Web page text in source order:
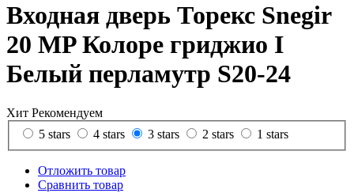
Входная дверь Торекс Snegir
20 MP Колоре гриджио I
Белый перламутр S20-24
Хит Рекомендуем
5 stars
4 stars 3 stars 2 stars 1 stars
Отложить товар
Сравнить товар